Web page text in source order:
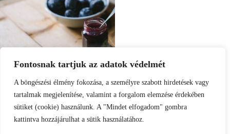
Fontosnak tartjuk az adatok védelmét
A böngészési élmény fokozása, a személyre szabott hirdetések vagy
tartalmak megjelenítése, valamint a forgalom elemzése érdekében
sütiket (cookie) használunk. A "Mindet elfogadom" gombra
kattintva hozzájárulhat a sütik használatához.